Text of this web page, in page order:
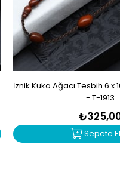
İznik Kuka Ağacı Tesbih 6 x
- T-1913
Sepete